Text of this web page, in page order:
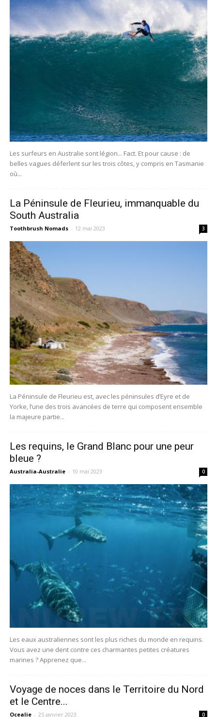
Les surfeurs en Australie sont légion... Fact. Et pour cause : de
belles vagues déferlent sur les trois côtes, y compris en Tasmanie
où...
La Péninsule de Fleurieu, immanquable du
South Australia
Toothbrush Nomads - 12 mai 2023 3
La Péninsule de Fleurieu est, avec les péninsules d’Eyre et de
Yorke, l’une des trois avancées de terre qui composent ensemble
la majeure partie...
Les requins, le Grand Blanc pour une peur
bleue ?
Australia-Australie - 10 mai 2023 0
Les eaux australiennes sont les plus riches du monde en requins.
Vous avez une dent contre ces charmantes petites créatures
marines ? Apprenez que...
Voyage de noces dans le Territoire du Nord
et le Centre...
Ocealie - 25 janvier 2023 0